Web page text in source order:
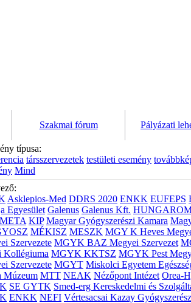
Szakmai fórum Pályázati
típusa:
társszervezetek testületi esemény
Mind
Asklepios-Med DDRS 2020 ENKK EUFEPS
Egyesület Galenus Galenus Kft.
KIP Magyar Gyógyszerészi Kamara
MÉKISZ MESZK MGY K Heves
Szervezete MGYK BAZ Megyei Szervezet
Kollégiuma MGYK KKTSZ MGYK Pest
Szervezete MGYT Miskolci Egyetem
Múzeum MTT NEAK Nézőpont Intézet Orea-
SE GYTK Smed-erg Kereskedelmi és
ENKK NEFI Vértesacsai Kazay